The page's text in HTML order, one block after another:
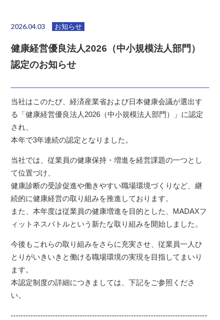
2026.04.03 お知らせ
健康経営優良法人2026（中小規模法人部門）
認定のお知らせ
当社はこのたび、経済産業省および日本健康会議が選出す
る「健康経営優良法人2026（中小規模法人部門）」に認定
され、
本年で3年連続の認定となりました。
当社では、従業員の健康保持・増進を経営課題の一つとし
て位置づけ、
健康診断の受診促進や働きやすい職場環境づくりなど、継
続的に健康経営の取り組みを推進しております。
また、本年度は従業員の健康増進を目的とした、MADAXフ
ィットネスバトルという新たな取り組みを開始しました。
今後もこれらの取り組みをさらに充実させ、従業員一人ひ
とりがいきいきと働ける職場環境の実現を目指してまいり
ます。
本認定制度の詳細につきましては、下記をご参照くださ
い。
--------------------------------------------------------------------------------